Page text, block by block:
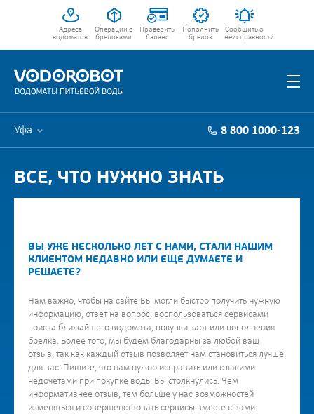
Адреса
водоматов
Операции с
брелоками
Проверить
баланс
Пополнить
брелок
Сообщить о
неисправности
Уфа 8 800 1000-123
ВСЕ, ЧТО НУЖНО ЗНАТЬ
ВЫ УЖЕ НЕСКОЛЬКО ЛЕТ С НАМИ, СТАЛИ НАШИМ
КЛИЕНТОМ НЕДАВНО ИЛИ ЕЩЕ ДУМАЕТЕ И
РЕШАЕТЕ?
Нам важно, чтобы на сайте Вы могли быстро получить нужную
информацию, ответ на вопрос, воспользоваться сервисами
поиска ближайшего водомата, покупки карт или пополнения
брелка. Более того, мы будем благодарны за любой ваш
отзыв, так как каждый отзыв позволяет нам становиться лучше
для вас. Пишите, что нам нужно исправить или с какими
недочетами при покупке воды Вы столкнулись. Чем
информативнее отзыв, тем больше у нас возможностей
изменяться и совершенствовать сервисы вместе с вами.